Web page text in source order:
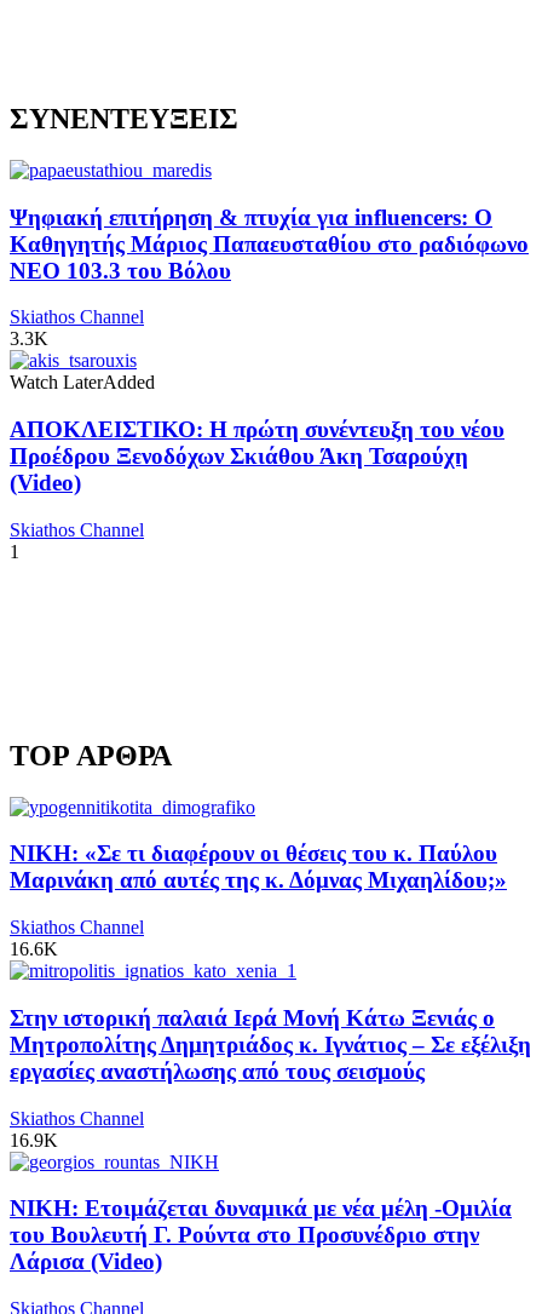
ΣΥΝΕΝΤΕΥΞΕΙΣ
Ψηφιακή επιτήρηση & πτυχία για influencers: Ο
Καθηγητής Μάριος Παπαευσταθίου στο ραδιόφωνο
NEO 103.3 του Βόλου
Skiathos Channel
3.3K
Watch LaterAdded
ΑΠΟΚΛΕΙΣΤΙΚΟ: Η πρώτη συνέντευξη του νέου
Προέδρου Ξενοδόχων Σκιάθου Άκη Τσαρούχη
(Video)
Skiathos Channel
1
TOP ΑΡΘΡΑ
ΝΙΚΗ: «Σε τι διαφέρουν οι θέσεις του κ. Παύλου
Μαρινάκη από αυτές της κ. Δόμνας Μιχαηλίδου;»
Skiathos Channel
16.6K
Στην ιστορική παλαιά Ιερά Μονή Κάτω Ξενιάς ο
Μητροπολίτης Δημητριάδος κ. Ιγνάτιος – Σε εξέλιξη
εργασίες αναστήλωσης από τους σεισμούς
Skiathos Channel
16.9K
ΝΙΚΗ: Ετοιμάζεται δυναμικά με νέα μέλη -Ομιλία
του Βουλευτή Γ. Ρούντα στο Προσυνέδριο στην
Λάρισα (Video)
Skiathos Channel